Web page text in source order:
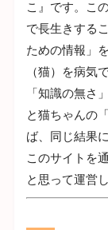
こ』です。こ
で長生きする
ための情報」
（猫）を病気
「知識の無さ
と猫ちゃんの
ば、同じ結果
このサイトを
と思って運営